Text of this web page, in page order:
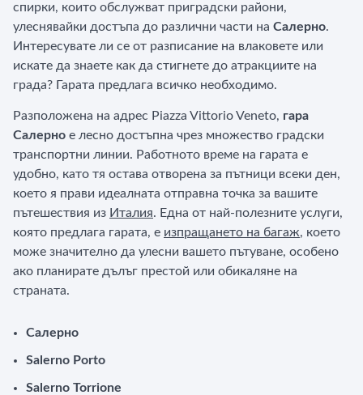
спирки, които обслужват приградски райони,
улеснявайки достъпа до различни части на Салерно.
Интересувате ли се от разписание на влаковете или
искате да знаете как да стигнете до атракциите на
града? Гарата предлага всичко необходимо.
Разположена на адрес Piazza Vittorio Veneto, гара
Салерно е лесно достъпна чрез множество градски
транспортни линии. Работното време на гарата е
удобно, като тя остава отворена за пътници всеки ден,
което я прави идеалната отправна точка за вашите
пътешествия из Италия. Една от най-полезните услуги,
която предлага гарата, е изпращането на багаж, което
може значително да улесни вашето пътуване, особено
ако планирате дълъг престой или обикаляне на
страната.
Салерно
Salerno Porto
Salerno Torrione